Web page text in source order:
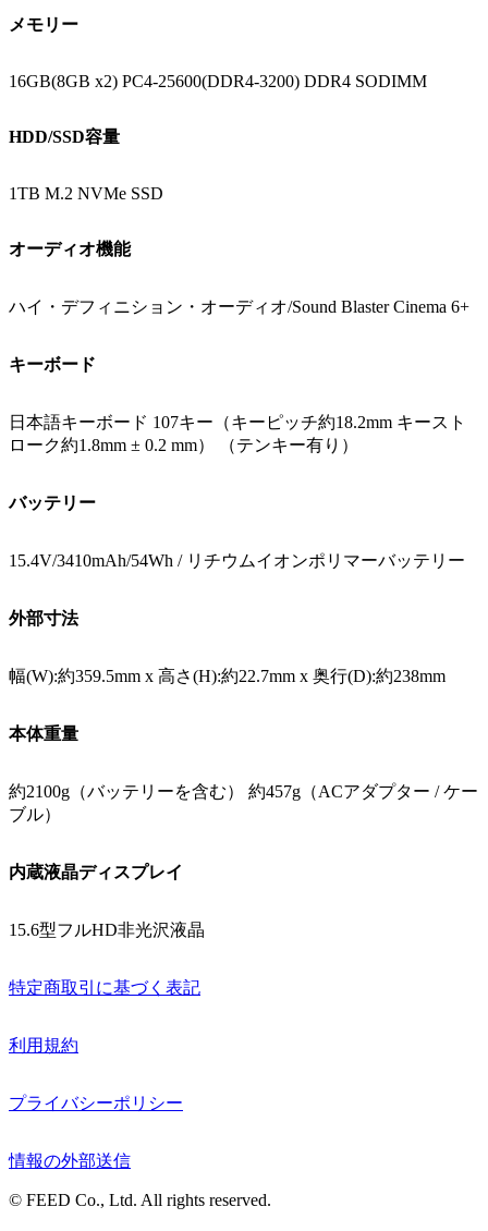
メモリー
16GB(8GB x2) PC4-25600(DDR4-3200) DDR4 SODIMM
HDD/SSD容量
1TB M.2 NVMe SSD
オーディオ機能
ハイ・デフィニション・オーディオ/Sound Blaster Cinema 6+
キーボード
日本語キーボード 107キー（キーピッチ約18.2mm キースト
ローク約1.8mm ± 0.2 mm） （テンキー有り）
バッテリー
15.4V/3410mAh/54Wh / リチウムイオンポリマーバッテリー
外部寸法
幅(W):約359.5mm x 高さ(H):約22.7mm x 奥行(D):約238mm
本体重量
約2100g（バッテリーを含む） 約457g（ACアダプター / ケー
ブル）
内蔵液晶ディスプレイ
15.6型フルHD非光沢液晶
特定商取引に基づく表記
利用規約
プライバシーポリシー
情報の外部送信
© FEED Co., Ltd. All rights reserved.